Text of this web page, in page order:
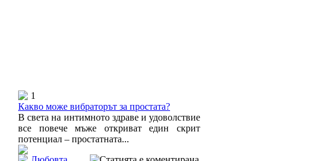
1
Какво може вибраторът за простата?
В света на интимното здраве и удоволствие
все повече мъже откриват един скрит
потенциал – простатната...